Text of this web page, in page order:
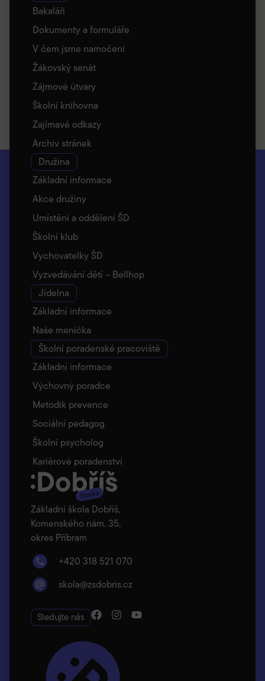
Základní škola Dobříš,
Komenského nám. 35,
okres Příbram
+420 318 521 070
skola@zsdobris.cz
Sledujte nás
Bakaláři
Dokumenty a formuláře
V čem jsme namočeni
Žákovský senát
Zájmové útvary
Školní knihovna
Zajímavé odkazy
Archiv stránek
Družina
Základní informace
Akce družiny
Umístění a oddělení ŠD
Školní klub
Vychovatelky ŠD
Vyzvedávání dětí – Bellhop
Jídelna
Základní informace
Naše meníčka
Školní poradenské pracoviště
Základní informace
Výchovný poradce
Metodik prevence
Sociální pedagog
Školní psycholog
Kariérové poradenství